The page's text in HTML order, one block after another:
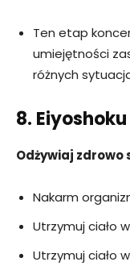
Ten etap
umiejętności
różnych
8. Eiyoshoku
Odżywiaj zdrowo
Nakarm
Utrzymuj ciało
Utrzymuj ciało